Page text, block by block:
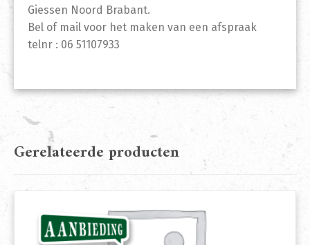
Giessen Noord Brabant.
Bel of mail voor het maken van een afspraak
telnr : 06 51107933
Gerelateerde producten